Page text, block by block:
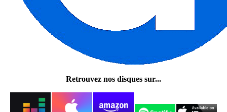
Retrouvez nos disques sur...